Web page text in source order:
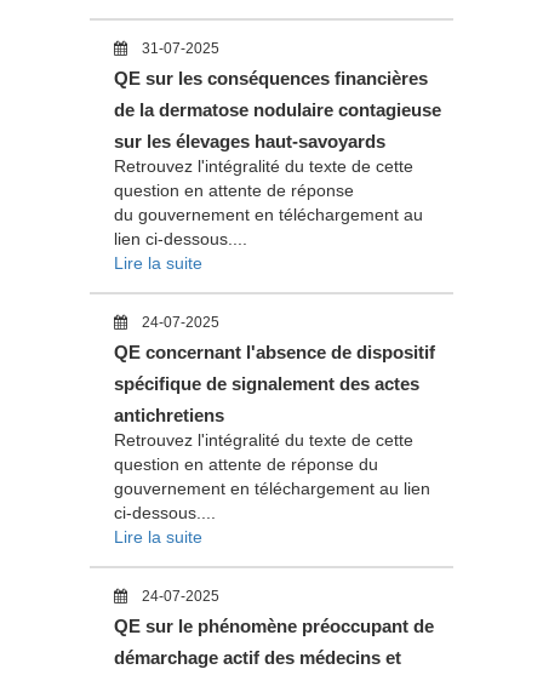
31-07-2025
QE sur les conséquences financières
de la dermatose nodulaire contagieuse
sur les élevages haut-savoyards
Retrouvez l'intégralité du texte de cette
question en attente de réponse
du gouvernement en téléchargement au
lien ci-dessous....
Lire la suite
24-07-2025
QE concernant l'absence de dispositif
spécifique de signalement des actes
antichretiens
Retrouvez l'intégralité du texte de cette
question en attente de réponse du
gouvernement en téléchargement au lien
ci-dessous....
Lire la suite
24-07-2025
QE sur le phénomène préoccupant de
démarchage actif des médecins et